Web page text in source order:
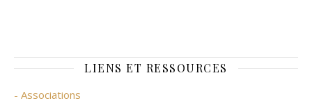
LIENS ET RESSOURCES
- Associations